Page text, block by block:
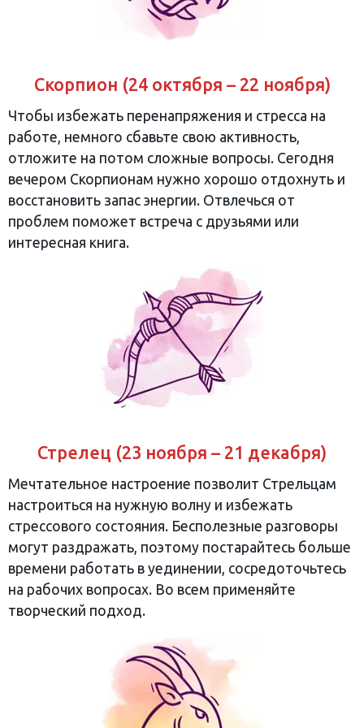
Скорпион (24 октября – 22 ноября)
Чтобы избежать перенапряжения и стресса на
работе, немного сбавьте свою активность,
отложите на потом сложные вопросы. Сегодня
вечером Скорпионам нужно хорошо отдохнуть и
восстановить запас энергии. Отвлечься от
проблем поможет встреча с друзьями или
интересная книга.
Стрелец (23 ноября – 21 декабря)
Мечтательное настроение позволит Стрельцам
настроиться на нужную волну и избежать
стрессового состояния. Бесполезные разговоры
могут раздражать, поэтому постарайтесь больше
времени работать в уединении, сосредоточьтесь
на рабочих вопросах. Во всем применяйте
творческий подход.